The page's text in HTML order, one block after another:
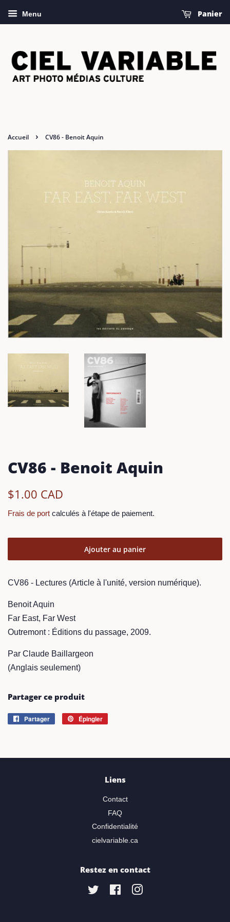
Menu Panier
Accueil › CV86 - Benoit Aquin
CV86 - Benoit Aquin
Prix
$1.00 CAD
Frais de port calculés à l'étape de paiement.
Ajouter au panier
CV86 - Lectures (Article à l'unité, version numérique).
Benoit Aquin
Far East, Far West
Outremont : Éditions du passage, 2009.
Par Claude Baillargeon
(Anglais seulement)
Partager ce produit
Partager
Partager Épingler
Liens
Contact
FAQ
Confidentialité
cielvariable.ca
Restez en contact
Twitter FacebookInstagram